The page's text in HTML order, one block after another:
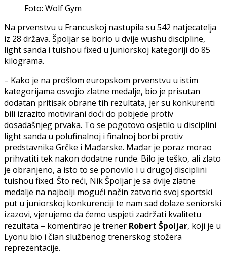
Foto: Wolf Gym
Na prvenstvu u Francuskoj nastupila su 542 natjecatelja
iz 28 država. Špoljar se borio u dvije wushu discipline,
light sanda i tuishou fixed u juniorskoj kategoriji do 85
kilograma.
– Kako je na prošlom europskom prvenstvu u istim
kategorijama osvojio zlatne medalje, bio je prisutan
dodatan pritisak obrane tih rezultata, jer su konkurenti
bili izrazito motivirani doći do pobjede protiv
dosadašnjeg prvaka. To se pogotovo osjetilo u disciplini
light sanda u polufinalnoj i finalnoj borbi protiv
predstavnika Grčke i Mađarske. Mađar je poraz morao
prihvatiti tek nakon dodatne runde. Bilo je teško, ali zlato
je obranjeno, a isto to se ponovilo i u drugoj disciplini
tuishou fixed. Što reći, Nik Špoljar je sa dvije zlatne
medalje na najbolji mogući način zatvorio svoj sportski
put u juniorskoj konkurenciji te nam sad dolaze seniorski
izazovi, vjerujemo da ćemo uspjeti zadržati kvalitetu
rezultata – komentirao je trener Robert Špoljar, koji je u
Lyonu bio i član službenog trenerskog stožera
reprezentacije.